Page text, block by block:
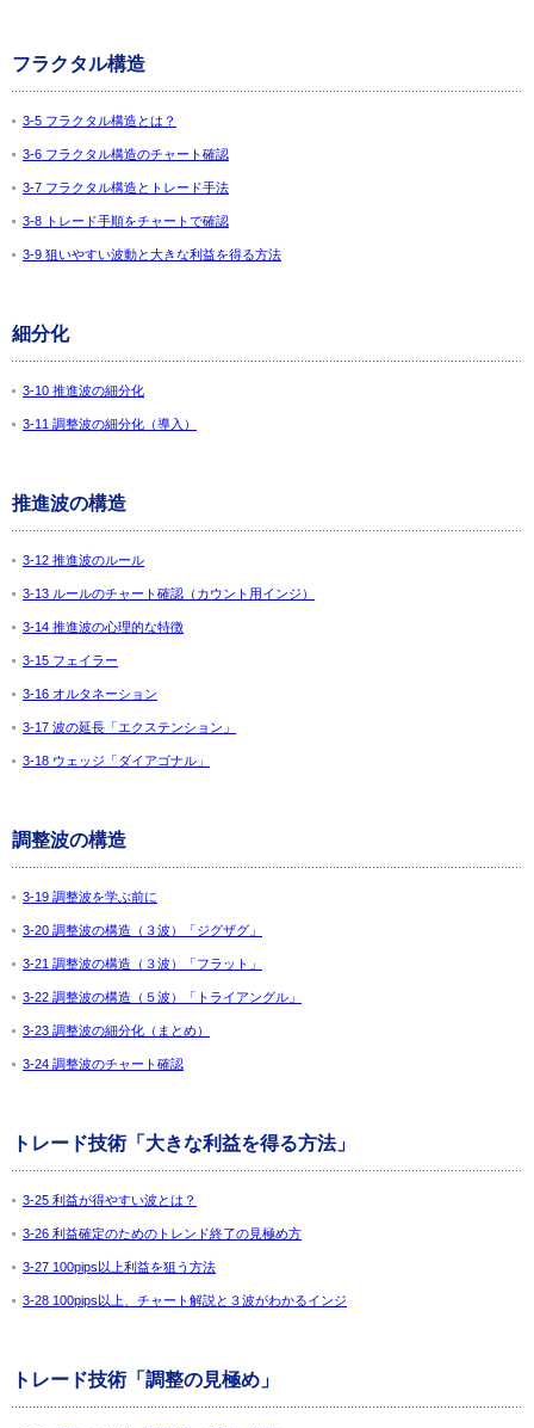
フラクタル構造
3-5 フラクタル構造とは？
3-6 フラクタル構造のチャート確認
3-7 フラクタル構造とトレード手法
3-8 トレード手順をチャートで確認
3-9 狙いやすい波動と大きな利益を得る方法
細分化
3-10 推進波の細分化
3-11 調整波の細分化（導入）
推進波の構造
3-12 推進波のルール
3-13 ルールのチャート確認（カウント用インジ）
3-14 推進波の心理的な特徴
3-15 フェイラー
3-16 オルタネーション
3-17 波の延長「エクステンション」
3-18 ウェッジ「ダイアゴナル」
調整波の構造
3-19 調整波を学ぶ前に
3-20 調整波の構造（３波）「ジグザグ」
3-21 調整波の構造（３波）「フラット」
3-22 調整波の構造（５波）「トライアングル」
3-23 調整波の細分化（まとめ）
3-24 調整波のチャート確認
トレード技術「大きな利益を得る方法」
3-25 利益が得やすい波とは？
3-26 利益確定のためのトレンド終了の見極め方
3-27 100pips以上利益を狙う方法
3-28 100pips以上、チャート解説と３波がわかるインジ
トレード技術「調整の見極め」